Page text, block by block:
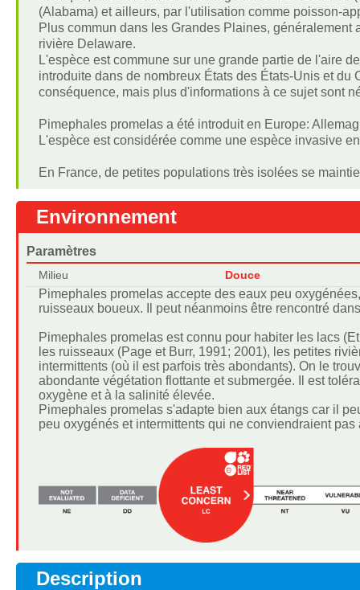
(Alabama) et ailleurs, par l'utilisation comme poisson-
Plus commun dans les Grandes Plaines,
rivière Delaware.
L'espèce est commune sur une grande partie de l'aire
introduite dans de nombreux États des États-Unis et
conséquence, mais plus d'informations à ce sujet sont
Pimephales promelas a été introduit en Europe:
L'espèce est considérée comme une espèce invasive
En France, de petites populations très isolées se
Environnement
Paramètres
Milieu Douce
Pimephales promelas accepte des eaux peu
ruisseaux boueux. Il peut néanmoins être rencontré
Pimephales promelas est connu pour habiter les lacs
les ruisseaux (Page et Burr, 1991; 2001), les petites
intermittents (où il est parfois très abondants). On le
abondante végétation flottante et submergée. Il est
oxygène et à la salinité élevée.
Pimephales promelas s'adapte bien aux étangs car il
peu oxygénés et intermittents qui ne conviendraient
Description